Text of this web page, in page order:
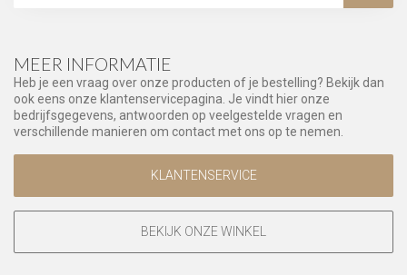
MEER INFORMATIE
Heb je een vraag over onze producten of je bestelling? Bekijk dan
ook eens onze klantenservicepagina. Je vindt hier onze
bedrijfsgegevens, antwoorden op veelgestelde vragen en
verschillende manieren om contact met ons op te nemen.
KLANTENSERVICE
BEKIJK ONZE WINKEL